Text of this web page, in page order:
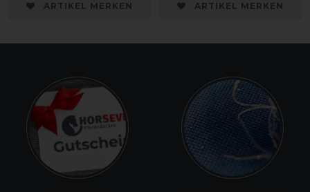
ARTIKEL MERKEN ARTIKEL MERKEN